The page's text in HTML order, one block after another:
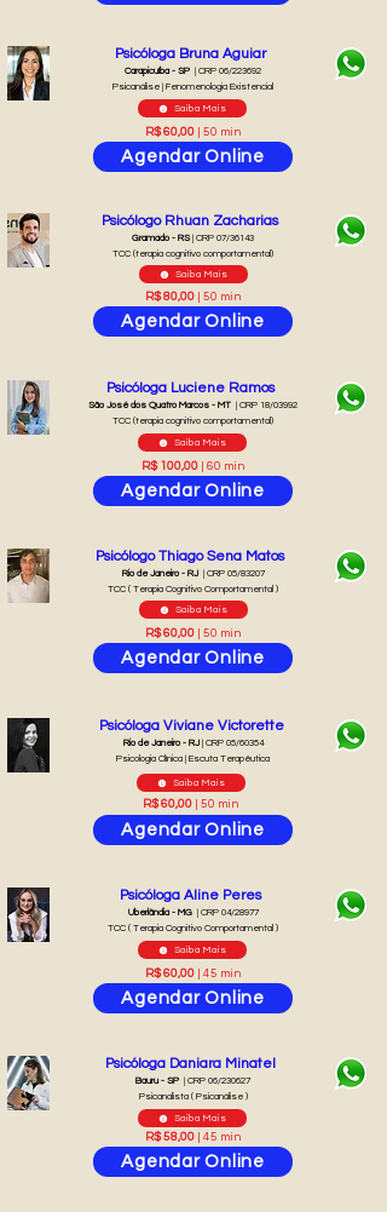
Saiba Mais
Psicóloga Bruna Aguiar
Agendar Online
R$ 60,00 | 50 min
Carapicuíba - SP | CRP 06/223692
Psicanálise | Fenomenologia Existencial
Saiba Mais
Psicólogo Rhuan Zacharias
Agendar Online
R$ 80,00 | 50 min
Gramado - RS | CRP 07/36143
TCC (terapia cognitivo comportamental)
Saiba Mais
Psicóloga Luciene Ramos
Agendar Online
R$ 100,00 | 60 min
São José dos Quatro Marcos - MT | CRP 18/03992
TCC (terapia cognitivo comportamental)
Saiba Mais
Psicólogo Thiago Sena Matos
Rio de Janeiro - RJ | CRP 05/83207
TCC ( Terapia Cognitivo Comportamental )
Agendar Online
R$ 60,00 | 50 min
Saiba Mais
Psicóloga Viviane Victorette
Rio de Janeiro - RJ| CRP 05/60354
Psicologia Clínica | Escuta Terapêutica
Agendar Online
R$ 60,00 | 50 min
Saiba Mais
Psicóloga Aline Peres
Agendar Online
R$ 60,00 | 45 min
Uberlândia - MG| CRP 04/28977
TCC ( Terapia Cognitivo Comportamental )
Saiba Mais
Psicóloga Daniara Minatel
Agendar Online
R$ 58,00 | 45 min
Bauru - SP | CRP 06/230627
Psicanalista ( Psicanálise )